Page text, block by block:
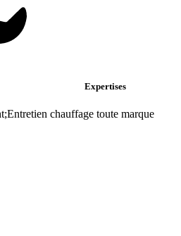
Expertises
chauffage toute marque